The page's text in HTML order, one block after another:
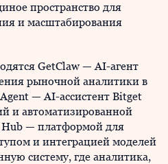
пространство для
и масштабирования
GetClaw — AI-агент
рыночной аналитики в
— AI-ассистент Bitget
и автоматизированной
Hub — платформой для
и интеграцией моделей
систему, где аналитика,